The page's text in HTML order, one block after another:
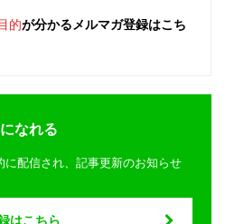
的が分かるメルマガ登録はこち
なれる
配信され、記事更新のお知らせ
はこちら